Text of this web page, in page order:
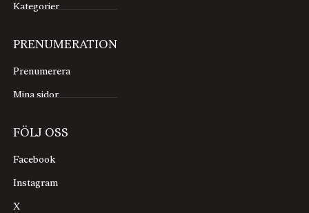
Kategorier
PRENUMERATION
Prenumerera
Mina sidor
FÖLJ OSS
Facebook
Instagram
X